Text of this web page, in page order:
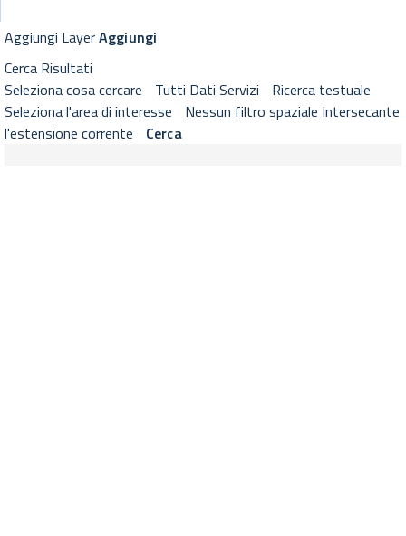
GeoViewer RNDT
Visualizzatore cartografico RNDT con strumenti di selezione
Aggiungi LayerAggiungi
Cerca Risultati
Seleziona cosa cercare
Tutti Dati Servizi
Ricerca testuale
Seleziona l'area di interesse
Nessun filtro spaziale Intersecante
l'estensione corrente
Cerca